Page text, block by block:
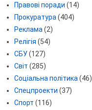
Правові поради (14)
Прокуратура (404)
Реклама (2)
Релігія (54)
СБУ(127)
Світ (285)
Соціальна політика (46)
Спецпроекти (37)
Спорт (116)